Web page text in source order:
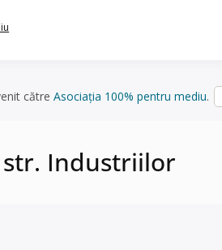
către Asociația 100% pentru mediu.
str. Industriilor